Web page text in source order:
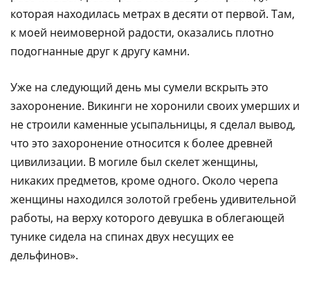
которая находилась метрах в десяти от первой. Там,
к моей неимоверной радости, оказались плотно
подогнанные друг к другу камни.
Уже на следующий день мы сумели вскрыть это
захоронение. Викинги не хоронили своих умерших и
не строили каменные усыпальницы, я сделал вывод,
что это захоронение относится к более древней
цивилизации. В могиле был скелет женщины,
никаких предметов, кроме одного. Около черепа
женщины находился золотой гребень удивительной
работы, на верху которого девушка в облегающей
тунике сидела на спинах двух несущих ее
дельфинов».